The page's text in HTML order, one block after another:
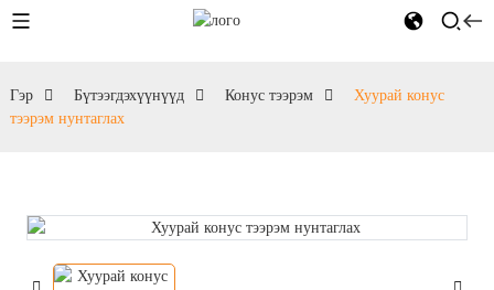
Гэр Бүтээгдэхүүнүүд Конус тээрэм
Хуурай конус
тээрэм нунтаглах